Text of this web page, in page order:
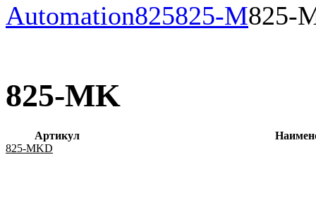
Automation825825-M825-
825-MK
Артикул
825-MKD